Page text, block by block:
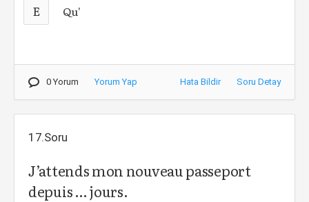
E Qu'
0 Yorum Yorum Yap Hata Bildir Soru Detay
17.Soru
J’attends mon nouveau passeport
depuis … jours.